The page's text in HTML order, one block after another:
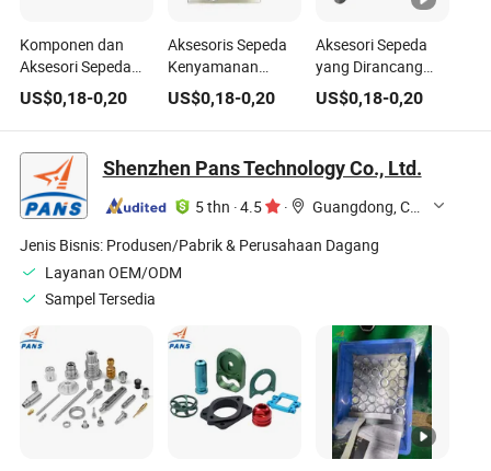
Komponen dan
Aksesori Sepeda
Gunung Performa
Tinggi untuk
Pengendara
US$0,18-0,20
Aksesoris Sepeda
Kenyamanan
Utama untuk
Pengalaman
Berkendara yang
US$0,18-0,20
Aksesori Sepeda
yang Dirancang
Presisi untuk
Kecepatan dan
Penanganan
US$0,18-0,20
Shenzhen Pans Technology Co., Ltd.
5 thn ·4.5 ·
Guangdong, China
Jenis Bisnis: Produsen/Pabrik & Perusahaan Dagang
Layanan OEM/ODM
Sampel Tersedia